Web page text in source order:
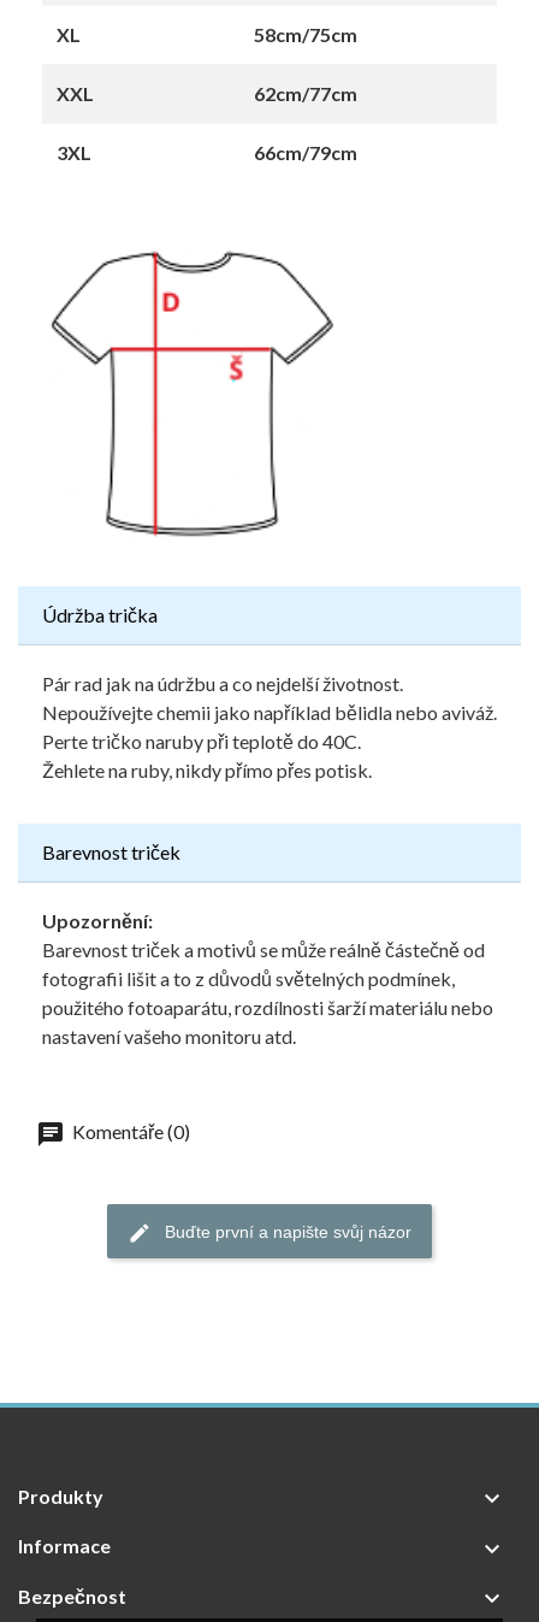
XL 58cm/75cm
XXL 62cm/77cm
3XL 66cm/79cm
Údržba trička
Pár rad jak na údržbu a co nejdelší životnost.
Nepoužívejte chemii jako například bělidla nebo aviváž.
Perte tričko naruby při teplotě do 40C.
Žehlete na ruby, nikdy přímo přes potisk.
Barevnost triček
Upozornění:
Barevnost triček a motivů se může reálně částečně od
fotografii lišit a to z důvodů světelných podmínek,
použitého fotoaparátu, rozdílnosti šarží materiálu nebo
nastavení vašeho monitoru atd.
Komentáře (0)
Buďte první a napište svůj názor
Produkty 
Informace 
Bezpečnost 